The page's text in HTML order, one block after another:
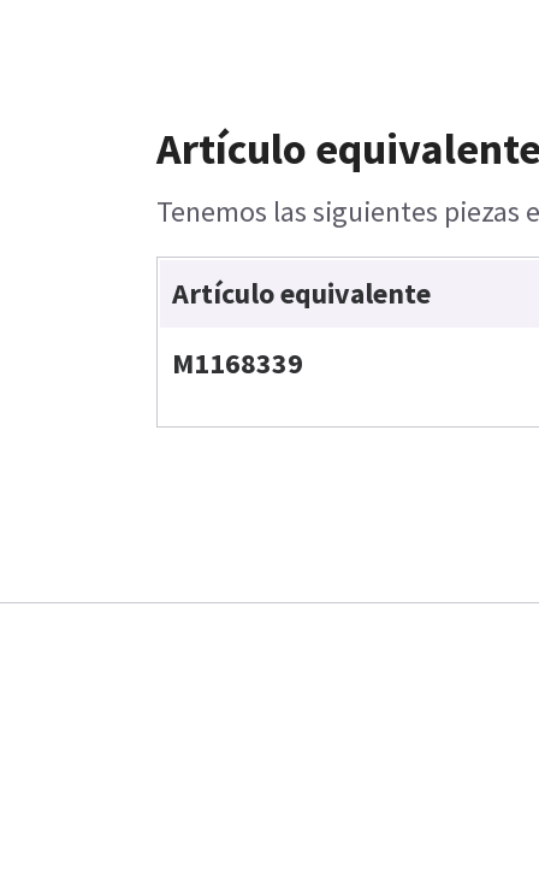
Artículo
Tenemos las siguientes
Artículo equivalente
M1168339